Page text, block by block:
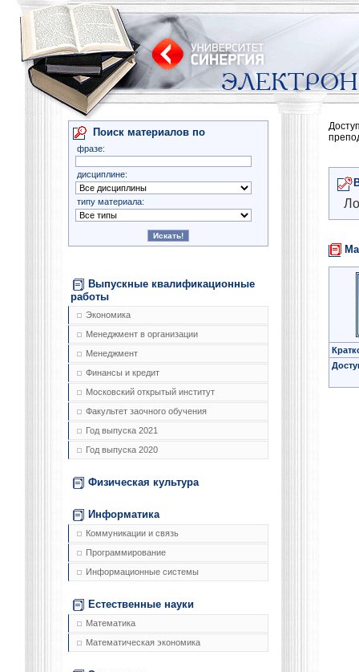
Поиск материалов по
фразе:
дисциплине:
типу материала:
Выпускные квалификационные
работы
Экономика
Менеджмент в организации
Менеджмент
Финансы и кредит
Московский открытый институт
Факультет заочного обучения
Год выпуска 2021
Год выпуска 2020
Физическая культура
Информатика
Коммуникации и связь
Программирование
Информационные системы
Естественные науки
Математика
Математическая экономика